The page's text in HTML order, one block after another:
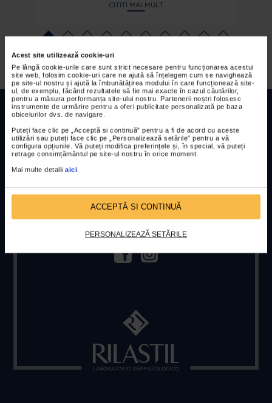
Acest site utilizează cookie-uri
Pe lângă cookie-urile care sunt strict necesare pentru funcționarea acestui
site web, folosim cookie-uri care ne ajută să înțelegem cum se navighează
pe site-ul nostru și ajută la îmbunătățirea modului în care funcționează site-
ul, de exemplu, făcând rezultatele să fie mai exacte în cazul căutărilor,
pentru a măsura performanța site-ului nostru. Partenerii noștri folosesc
instrumente de urmărire pentru a oferi publicitate personalizată pe baza
obiceiurilor dvs. de navigare.
Puteți face clic pe „Acceptă si continuă” pentru a fi de acord cu aceste
utilizări sau puteți face clic pe „Personalizează setările” pentru a vă
configura opțiunile. Vă puteți modifica preferințele și, în special, vă puteți
retrage consimțământul pe site-ul nostru în orice moment.
Mai multe detalii aici.
ACCEPTĂ SI CONTINUĂ
PERSONALIZEAZĂ SETĂRILE
CITITI MAI MULT
EXPERIENTA RILASTIL
POLITICA DE CONFIDENȚIALITATE
REGULAMENTE CONCURSURI